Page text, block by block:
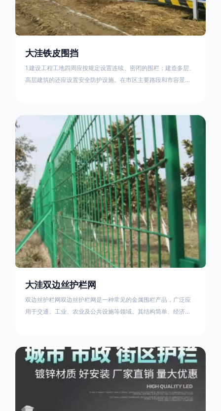
大洼铁皮围挡
1.建设工程工地四周应按规定设置连续、密闭的围栏；建造多层、
高层建筑的还应设置安全防护设施。在市区主要路段和市容景观
料应保证围栏稳固、整洁、美观。市政工程项目工地，可按工程
进度分段设置围栏或按规定使用统一的连续性护栏设施。施工单
位不得在工地围栏外堆放建筑材料、垃圾和工程渣土。在
大洼双边丝护栏网
双边丝护栏网双边丝护栏网是一种常见的金属围栏产品，广泛应
用于交通、工业、农业及公共设施等领域。其结构简单、经济实
边丝护栏网由低碳钢丝（Q235材质）通过焊接或编织形成网格结
构，网片两侧各有一根加固的纵向钢丝（双边丝），用于与立柱
连接固定。其表面通常采用镀锌、喷塑或浸塑处理，以增强耐腐